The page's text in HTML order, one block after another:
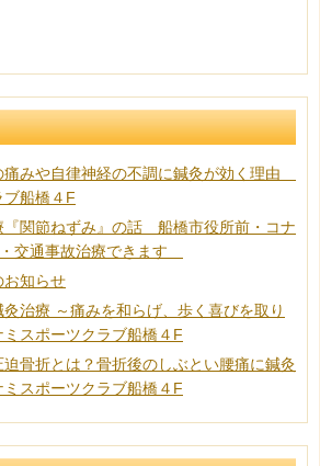
痛みや自律神経の不調に鍼灸が効く理由
ブ船橋４F
『関節ねずみ』の話 船橋市役所前・コナ
交通事故治療できます
お知らせ
治療 ～痛みを和らげ、歩く喜びを取り
スポーツクラブ船橋４F
迫骨折とは？骨折後のしぶとい腰痛に鍼灸
スポーツクラブ船橋４F